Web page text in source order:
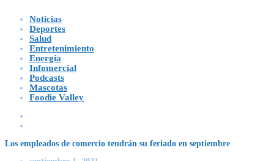
Noticias
Deportes
Salud
Entretenimiento
Energía
Infomercial
Podcasts
Mascotas
Foodie Valley
Los empleados de comercio tendrán su feriado en septiembre